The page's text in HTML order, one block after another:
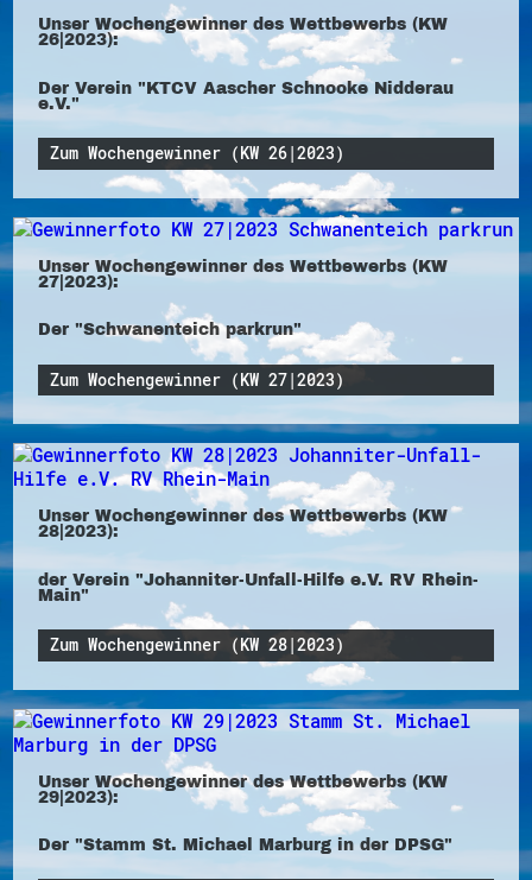
Unser Wochengewinner des Wettbewerbs (KW
26|2023):
Der Verein "KTCV Aascher Schnooke Nidderau
e.V."
Zum Wochengewinner (KW 26|2023)
Unser Wochengewinner des Wettbewerbs (KW
27|2023):
Der "Schwanenteich parkrun"
Zum Wochengewinner (KW 27|2023)
Unser Wochengewinner des Wettbewerbs (KW
28|2023):
der Verein "Johanniter-Unfall-Hilfe e.V. RV Rhein-
Main"
Zum Wochengewinner (KW 28|2023)
Unser Wochengewinner des Wettbewerbs (KW
29|2023):
Der "Stamm St. Michael Marburg in der DPSG"